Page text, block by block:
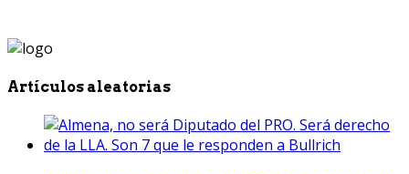
Artículos aleatorias